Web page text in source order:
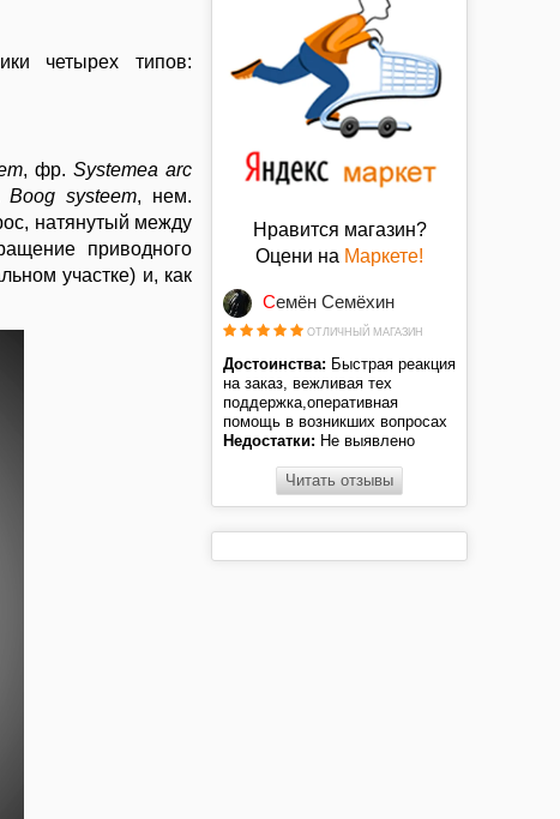
четырех типов:
, фр.Systemeа arc
Boog systeem, нем.
натянутый между
приводного
участке) и, как
Нравится магазин?
Оцени на Маркете!
Семён Семёхин
ОТЛИЧНЫЙ МАГАЗИН
Достоинства: Быстрая реакция
на заказ, вежливая тех
поддержка,оперативная
помощь в возникших вопросах
Недостатки: Не выявлено
Читать отзывы